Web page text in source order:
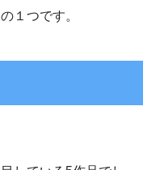
１つです。